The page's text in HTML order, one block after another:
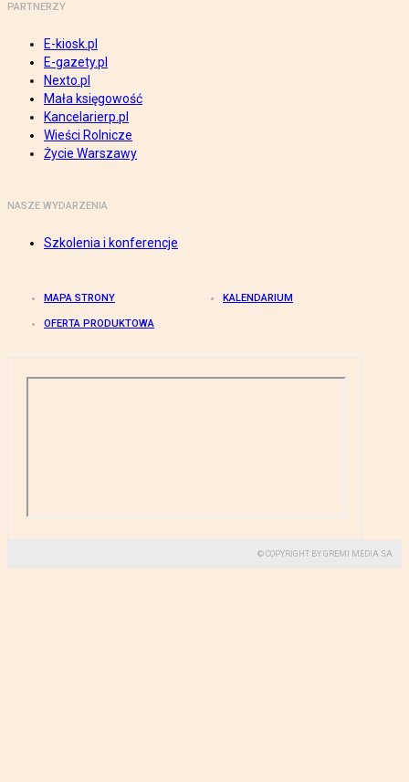
PARTNERZY
E-kiosk.pl
E-gazety.pl
Nexto.pl
Mała księgowość
Kancelarierp.pl
Wieści Rolnicze
Życie Warszawy
NASZE WYDARZENIA
Szkolenia i konferencje
MAPA STRONY KALENDARIUM
OFERTA PRODUKTOWA
© COPYRIGHT BY GREMI MEDIA SA